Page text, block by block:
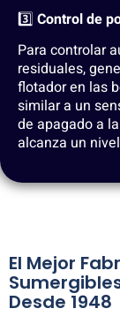
3️⃣ Control de
Para controlar
residuales,
flotador en las
similar a un
de apagado a
alcanza un
El Mejor
Desde 1948